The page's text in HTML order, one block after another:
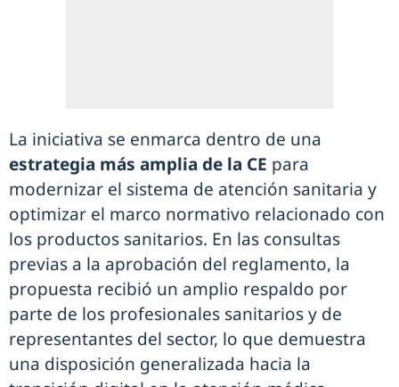
La iniciativa se enmarca dentro de una
estrategia más amplia de la CE para
modernizar el sistema de atención sanitaria y
optimizar el marco normativo relacionado con
los productos sanitarios. En las consultas
previas a la aprobación del reglamento, la
propuesta recibió un amplio respaldo por
parte de los profesionales sanitarios y de
representantes del sector, lo que demuestra
una disposición generalizada hacia la